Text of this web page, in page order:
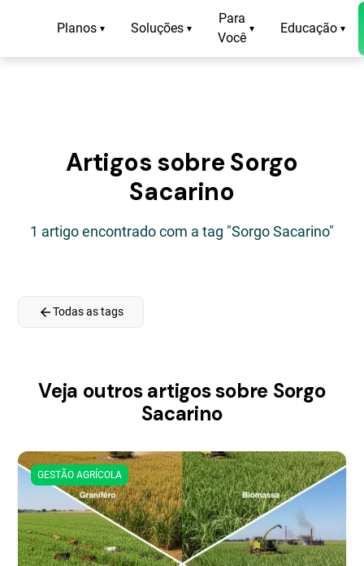
Planos ▾ Soluções ▾
Para
Você
▾ Educação ▾
Artigos sobre Sorgo
Sacarino
1 artigo encontrado com a tag "Sorgo Sacarino"
arrow_backTodas as tags
Veja outros artigos sobre Sorgo
Sacarino
GESTÃO AGRÍCOLA